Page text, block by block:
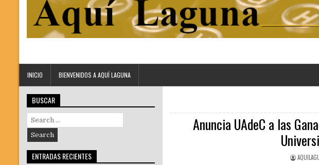
INICIO BIENVENIDOS A AQUÍ LAGUNA
Anuncia UAdeC a las
BUSCAR
Search
for:
ENTRADAS RECIENTES